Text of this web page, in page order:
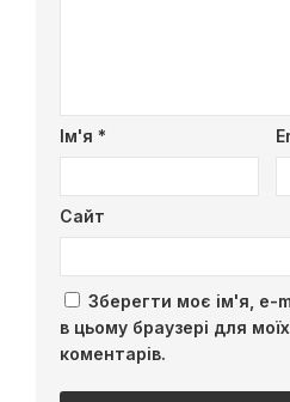
Ім'я *
Сайт
Зберегти моє ім'я, e-
в цьому браузері для
коментарів.